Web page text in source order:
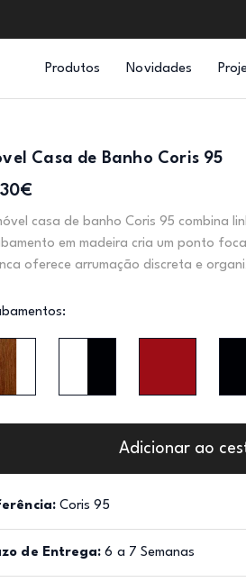
Produtos Novidades
Casa de Banho Coris 95
casa de banho Coris 95 combina
em madeira cria um ponto
oferece arrumação discreta e
Adicionar ao
Coris 95
de Entrega: 6 a 7 Semanas